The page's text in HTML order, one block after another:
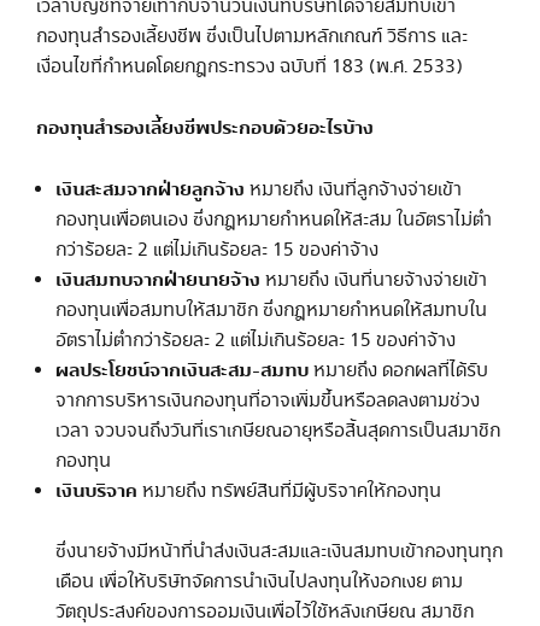
เวลาบัญชีที่จ่ายเท่ากับจำนวนเงินที่บริษัทได้จ่ายสมทบเข้า
กองทุนสำรองเลี้ยงชีพ ซึ่งเป็นไปตามหลักเกณฑ์ วิธีการ และ
เงื่อนไขที่กำหนดโดยกฎกระทรวง ฉบับที่ 183 (พ.ศ. 2533)
กองทุนสำรองเลี้ยงชีพประกอบด้วยอะไรบ้าง
เงินสะสมจากฝ่ายลูกจ้าง หมายถึง เงินที่ลูกจ้างจ่ายเข้า
กองทุนเพื่อตนเอง ซึ่งกฎหมายกำหนดให้สะสม ในอัตราไม่ต่ำ
กว่าร้อยละ 2 แต่ไม่เกินร้อยละ 15 ของค่าจ้าง
เงินสมทบจากฝ่ายนายจ้าง หมายถึง เงินที่นายจ้างจ่ายเข้า
กองทุนเพื่อสมทบให้สมาชิก ซึ่งกฎหมายกำหนดให้สมทบใน
อัตราไม่ต่ำกว่าร้อยละ 2 แต่ไม่เกินร้อยละ 15 ของค่าจ้าง
ผลประโยชน์จากเงินสะสม-สมทบหมายถึง ดอกผลที่ได้รับ
จากการบริหารเงินกองทุนที่อาจเพิ่มขึ้นหรือลดลงตามช่วง
เวลา จวบจนถึงวันที่เราเกษียณอายุหรือสิ้นสุดการเป็นสมาชิก
กองทุน
เงินบริจาค หมายถึง ทรัพย์สินที่มีผู้บริจาคให้กองทุน
ซึ่งนายจ้างมีหน้าที่นำส่งเงินสะสมและเงินสมทบเข้ากองทุนทุก
เดือน เพื่อให้บริษัทจัดการนำเงินไปลงทุนให้งอกเงย ตาม
วัตถุประสงค์ของการออมเงินเพื่อไว้ใช้หลังเกษียณ สมาชิก